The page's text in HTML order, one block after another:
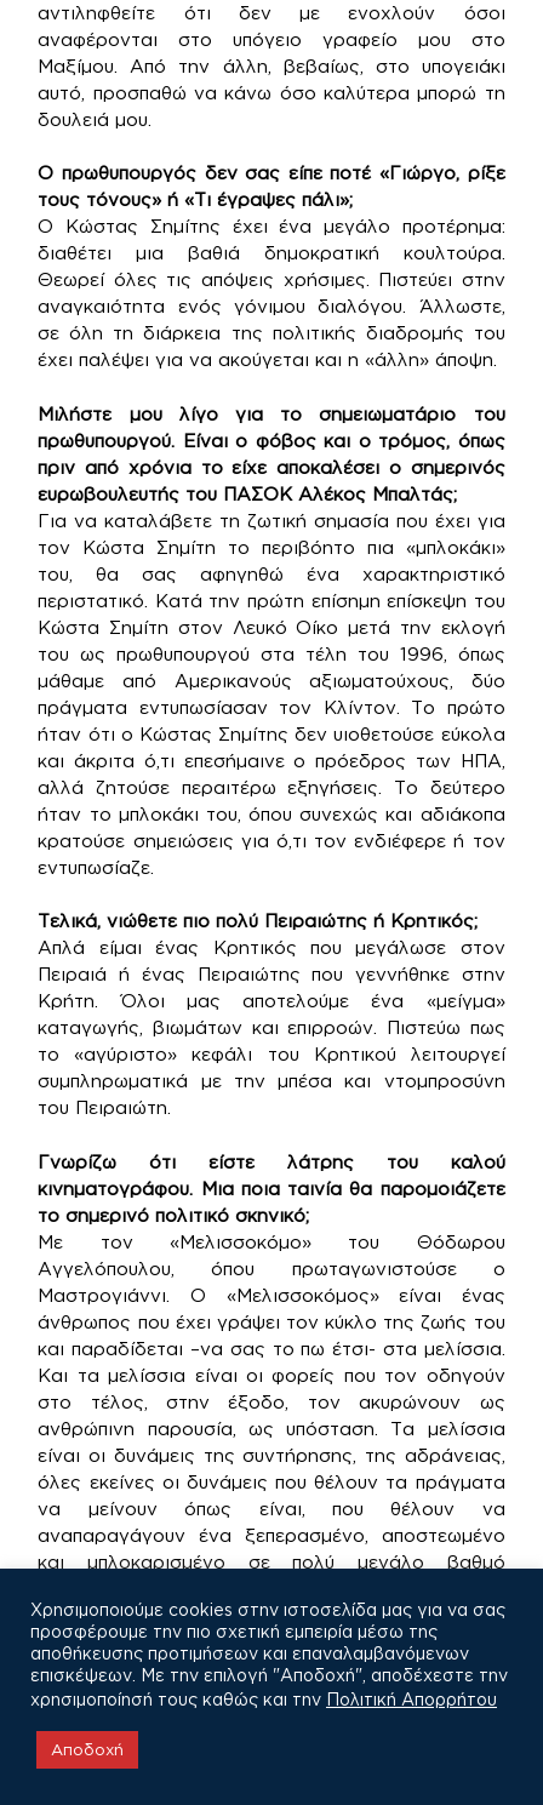
αντιληφθείτε ότι δεν με ενοχλούν όσοι
αναφέρονται στο υπόγειο γραφείο μου στο
Μαξίμου. Από την άλλη, βεβαίως, στο υπογειάκι
αυτό, προσπαθώ να κάνω όσο καλύτερα μπορώ τη
δουλειά μου.
Ο πρωθυπουργός δεν σας είπε ποτέ «Γιώργο, ρίξε
τους τόνους» ή «Τι έγραψες πάλι»;
Ο Κώστας Σημίτης έχει ένα μεγάλο προτέρημα:
διαθέτει μια βαθιά δημοκρατική κουλτούρα.
Θεωρεί όλες τις απόψεις χρήσιμες. Πιστεύει στην
αναγκαιότητα ενός γόνιμου διαλόγου. Άλλωστε,
σε όλη τη διάρκεια της πολιτικής διαδρομής του
έχει παλέψει για να ακούγεται και η «άλλη» άποψη.
Μιλήστε μου λίγο για το σημειωματάριο του
πρωθυπουργού. Είναι ο φόβος και ο τρόμος, όπως
πριν από χρόνια το είχε αποκαλέσει ο σημερινός
ευρωβουλευτής του ΠΑΣΟΚ Αλέκος Μπαλτάς;
Για να καταλάβετε τη ζωτική σημασία που έχει για
τον Κώστα Σημίτη το περιβόητο πια «μπλοκάκι»
του, θα σας αφηγηθώ ένα χαρακτηριστικό
περιστατικό. Κατά την πρώτη επίσημη επίσκεψη του
Κώστα Σημίτη στον Λευκό Οίκο μετά την εκλογή
του ως πρωθυπουργού στα τέλη του 1996, όπως
μάθαμε από Αμερικανούς αξιωματούχους, δύο
πράγματα εντυπωσίασαν τον Κλίντον. Το πρώτο
ήταν ότι ο Κώστας Σημίτης δεν υιοθετούσε εύκολα
και άκριτα ό,τι επεσήμαινε ο πρόεδρος των ΗΠΑ,
αλλά ζητούσε περαιτέρω εξηγήσεις. Το δεύτερο
ήταν το μπλοκάκι του, όπου συνεχώς και αδιάκοπα
κρατούσε σημειώσεις για ό,τι τον ενδιέφερε ή τον
εντυπωσίαζε.
Τελικά, νιώθετε πιο πολύ Πειραιώτης ή Κρητικός;
Απλά είμαι ένας Κρητικός που μεγάλωσε στον
Πειραιά ή ένας Πειραιώτης που γεννήθηκε στην
Κρήτη. Όλοι μας αποτελούμε ένα «μείγμα»
καταγωγής, βιωμάτων και επιρροών. Πιστεύω πως
το «αγύριστο» κεφάλι του Κρητικού λειτουργεί
συμπληρωματικά με την μπέσα και ντομπροσύνη
του Πειραιώτη.
Γνωρίζω ότι είστε λάτρης του καλού
κινηματογράφου. Μια ποια ταινία θα παρομοιάζετε
το σημερινό πολιτικό σκηνικό;
Με τον «Μελισσοκόμο» του Θόδωρου
Αγγελόπουλου, όπου πρωταγωνιστούσε ο
Μαστρογιάννι. Ο «Μελισσοκόμος» είναι ένας
άνθρωπος που έχει γράψει τον κύκλο της ζωής του
και παραδίδεται –να σας το πω έτσι- στα μελίσσια.
Και τα μελίσσια είναι οι φορείς που τον οδηγούν
στο τέλος, στην έξοδο, τον ακυρώνουν ως
ανθρώπινη παρουσία, ως υπόσταση. Τα μελίσσια
είναι οι δυνάμεις της συντήρησης, της αδράνειας,
όλες εκείνες οι δυνάμεις που θέλουν τα πράγματα
να μείνουν όπως είναι, που θέλουν να
αναπαραγάγουν ένα ξεπερασμένο, αποστεωμένο
και μπλοκαρισμένο σε πολύ μεγάλο βαθμό
θέλετε, και σύστημα. Βέβαια, σε μας εδώ ο
Μελισσοκόμος αντιστέκεται σθεναρά, αλλά και τα
μελίσσια δεν είναι πλειοψηφούσα δύναμη. Κι αυτό
γιατί εκφράζουν τις δυνάμεις που φεύγουν κι όχι
Πείτε μας, λοιπόν, ποια ταινία θα θέλατε να έχετε
Χρησιμοποιούμε cookies στην ιστοσελίδα μας για να σας
προσφέρουμε την πιο σχετική εμπειρία μέσω της
αποθήκευσης προτιμήσεων και επαναλαμβανόμενων
επισκέψεων. Με την επιλογή "Αποδοχή", αποδέχεστε την
χρησιμοποίησή τους καθώς και την Πολιτική Απορρήτου
Αποδοχή